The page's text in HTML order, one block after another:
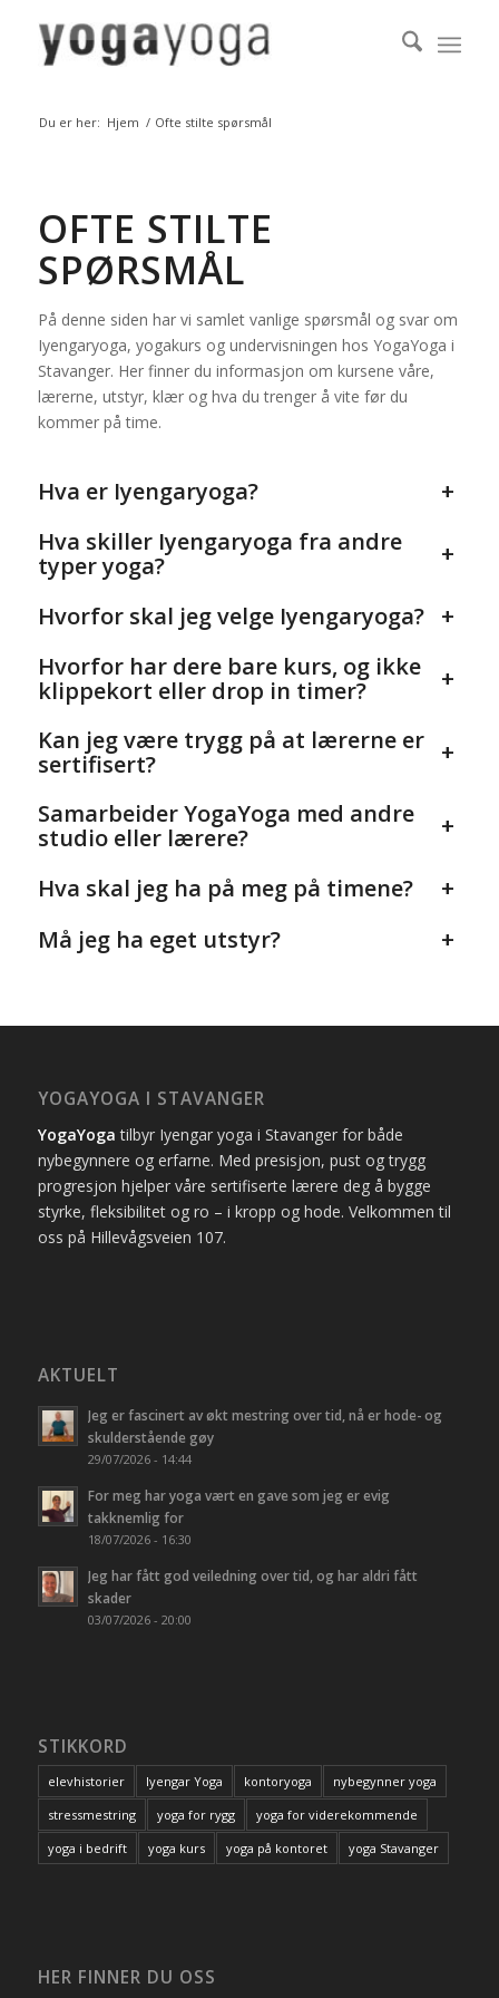
Du er her: Hjem / Ofte stilte spørsmål
OFTE STILTE
SPØRSMÅL
På denne siden har vi samlet vanlige spørsmål og svar om
Iyengaryoga, yogakurs og undervisningen hos YogaYoga i
Stavanger. Her finner du informasjon om kursene våre,
lærerne, utstyr, klær og hva du trenger å vite før du
kommer på time.
Hva er Iyengaryoga?
+
Hva skiller Iyengaryoga fra andre
typer yoga?
+
Hvorfor skal jeg velge Iyengaryoga?
+
Hvorfor har dere bare kurs, og ikke
klippekort eller drop in timer?
+
Kan jeg være trygg på at lærerne er
sertifisert?
+
Samarbeider YogaYoga med andre
studio eller lærere?
+
Hva skal jeg ha på meg på timene?
+
Må jeg ha eget utstyr?
+
YOGAYOGA I STAVANGER
YogaYoga tilbyr Iyengar yoga i Stavanger for både
nybegynnere og erfarne. Med presisjon, pust og trygg
progresjon hjelper våre sertifiserte lærere deg å bygge
styrke, fleksibilitet og ro – i kropp og hode. Velkommen til
oss på Hillevågsveien 107.
AKTUELT
Jeg er fascinert av økt mestring over tid, nå er hode- og
skulderstående gøy
29/07/2026 - 14:44
For meg har yoga vært en gave som jeg er evig
takknemlig for
18/07/2026 - 16:30
Jeg har fått god veiledning over tid, og har aldri fått
skader
03/07/2026 - 20:00
STIKKORD
elevhistorier Iyengar Yoga kontoryoga
nybegynner yoga
stressmestring
yoga for rygg
yoga for viderekommende
yoga i bedrift
yoga kurs yoga på kontoret yoga Stavanger
HER FINNER DU OSS